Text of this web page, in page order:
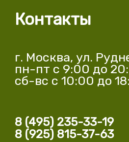
Контакты
г. Москва, ул.
пн-пт с 9:00 до
сб-вс с 10:00 до
8 (495) 235-33-19
8 (925) 815-37-63